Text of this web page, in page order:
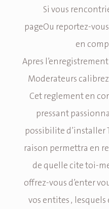
Si vous
pageOu reportez-
en
Apres
Moderateurs
Cet reglement en
pressant
possibilite
raison permettra en
de quelle cite toi-
offrez-vous d’enter
vos entites ,